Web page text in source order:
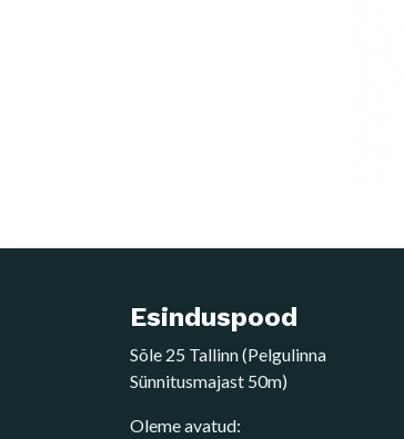
Esinduspood
Sõle 25 Tallinn (Pelgulinna
Sünnitusmajast 50m)
Oleme avatud: